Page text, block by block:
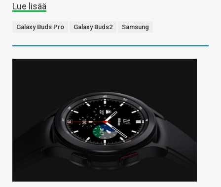
Lue lisää
Galaxy Buds Pro Galaxy Buds2 Samsung